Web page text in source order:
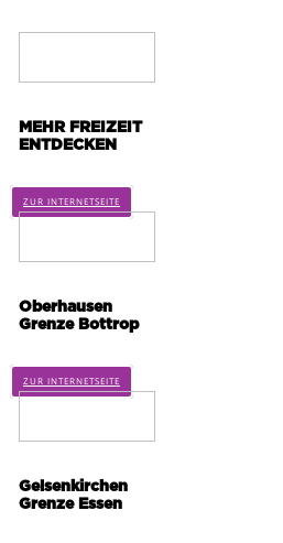
MEHR FREIZEIT
ENTDECKEN
ZUR INTERNETSEITE
Oberhausen
Grenze Bottrop
ZUR INTERNETSEITE
Gelsenkirchen
Grenze Essen